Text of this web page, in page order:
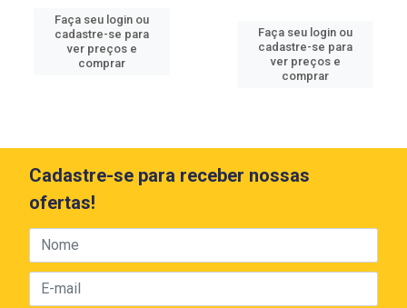
Faça seu login ou
cadastre-se para
ver preços e
comprar
Faça seu login ou
cadastre-se para
ver preços e
comprar
Cadastre-se para receber nossas
ofertas!